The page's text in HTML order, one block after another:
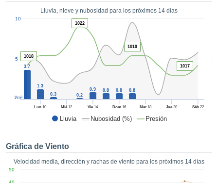
a la
ya sean
así como
un perfil
para
CONFIGURACIÓN
Lluvia, nieve y nubosidad para los próximos 14 días
Lluvia Nubosidad (%) Presión
50
Lun 10 Mié 12 Vie 14 Dom16 Mar18 Jue 20 Sáb22
5
10
l/m²
3.7
1.3
0.3
0.2
0.9 0.8 0.8 0.8
1018
1022
1019
1017
Gráfica de Viento
Velocidad media, dirección y rachas de viento para los próximos 14 días
50